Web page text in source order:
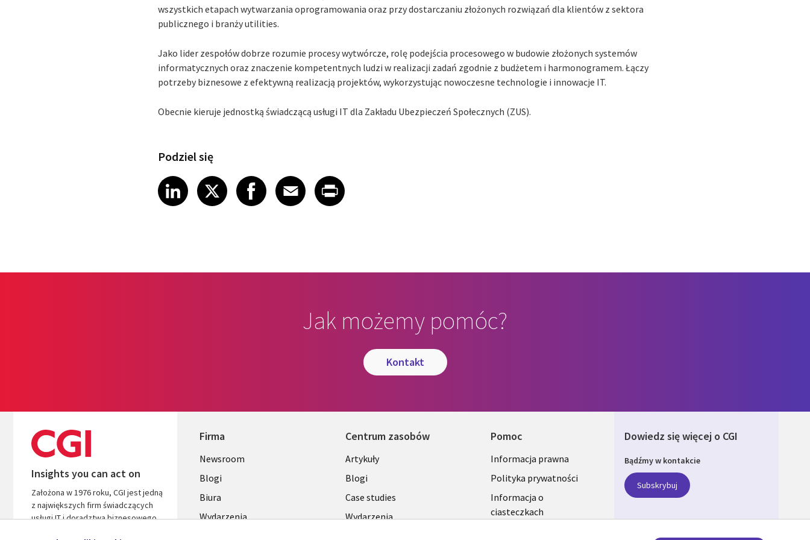
wszystkich etapach wytwarzania oprogramowania oraz przy dostarczaniu złożonych rozwiązań dla klientów z sektora
publicznego i branży utilities.
Jako lider zespołów dobrze rozumie procesy wytwórcze, rolę podejścia procesowego w budowie złożonych systemów
informatycznych oraz znaczenie kompetentnych ludzi w realizacji zadań zgodnie z budżetem i harmonogramem. Łączy
potrzeby biznesowe z efektywną realizacją projektów, wykorzystując nowoczesne technologie i innowacje IT.
Obecnie kieruje jednostką świadczącą usługi IT dla Zakładu Ubezpieczeń Społecznych (ZUS).
Podziel się
Share article on LinkedIn
LinkedIn
Share article on X
XShare article on Facebook
Facebook
Share article on Email
Email
Share article on Print
Jak możemy pomóc?
kontakt
Insights you can act on
Założona w 1976 roku, CGI jest jedną
z największych firm świadczących
usługi IT i doradztwa biznesowego
Firma
Useful
links
SECTIONS
POLSKA
Newsroom
Blogi
Biura
Wydarzenia
Centrum zasobów
Library
Links
SECTIONS
POLSKA
Artykuły
Blogi
Case studies
Wydarzenia
Pomoc
Legal
SECTIONS
POLSKA
Informacja prawna
Polityka prywatności
Informacja o
ciasteczkach
Dowiedz się więcej o CGI
Bądźmy w kontakcie
Subskrybuj